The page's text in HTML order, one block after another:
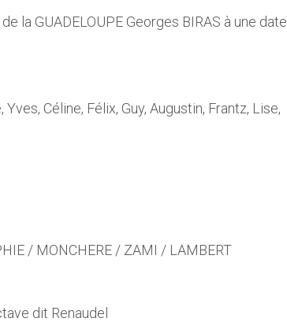
la GUADELOUPE Georges BIRAS à une date
Céline, Félix, Guy, Augustin, Frantz, Lise,
/ MONCHERE / ZAMI / LAMBERT
dit Renaudel